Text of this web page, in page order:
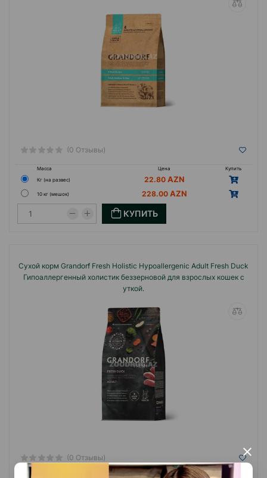
×
(0 Отзывы)
Масса Цена
Купить
Кг (на развес)
22.80
10 кг (мешок) 228.00
КУПИТЬ
Сухой корм Grandorf Fresh Holistiс Hypoallergenic Adult Fresh Duck
Гипоаллергенный холистик беззерновой для взрослых кошек с
уткой.
(0 Отзывы)
Цена